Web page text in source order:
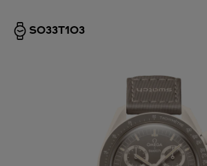
SO33T103